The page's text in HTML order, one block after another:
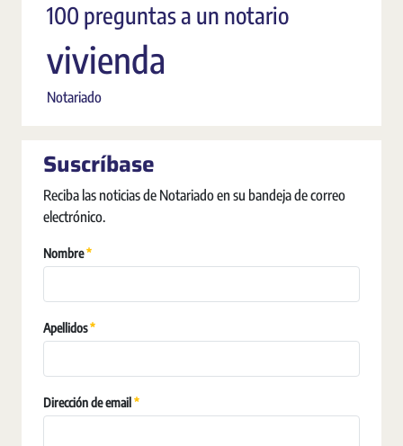
100 preguntas a un notario
vivienda
Notariado
Suscríbase
Reciba las noticias de Notariado en su bandeja de correo
electrónico.
Nombre Obligatori
Apellidos Obligatori
Dirección de email Obligatori